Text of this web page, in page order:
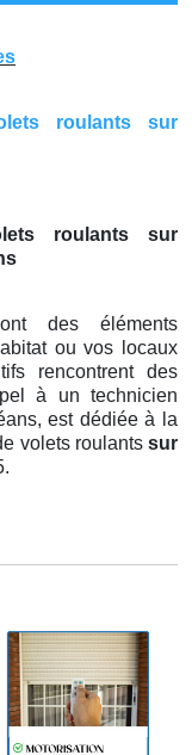
roulants sur
roulants sur
des éléments
ou vos locaux
rencontrent des
à un technicien
est dédiée à la
volets roulants sur